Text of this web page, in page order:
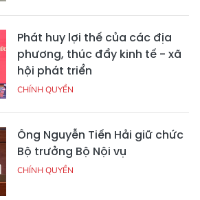
Phát huy lợi thế của các địa
phương, thúc đẩy kinh tế - xã
hội phát triển
CHÍNH QUYỀN
Ông Nguyễn Tiến Hải giữ chức
Bộ trưởng Bộ Nội vụ
CHÍNH QUYỀN